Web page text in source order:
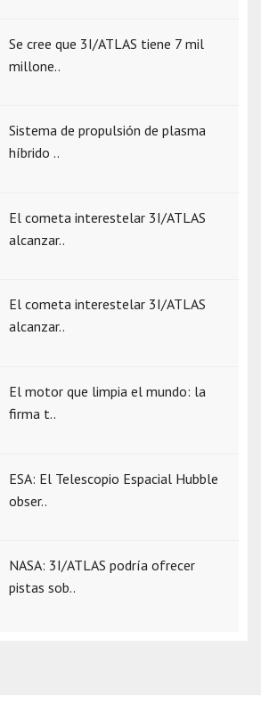
Se cree que 3I/ATLAS tiene 7 mil
millone..
Sistema de propulsión de plasma
híbrido ..
El cometa interestelar 3I/ATLAS
alcanzar..
El cometa interestelar 3I/ATLAS
alcanzar..
El motor que limpia el mundo: la
firma t..
ESA: El Telescopio Espacial Hubble
obser..
NASA: 3I/ATLAS podría ofrecer
pistas sob..